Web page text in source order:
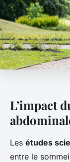
L’impact
Les études
entre le